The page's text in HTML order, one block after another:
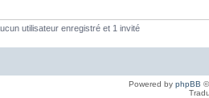
utilisateur enregistré et 1 invité
Powered by phpBB